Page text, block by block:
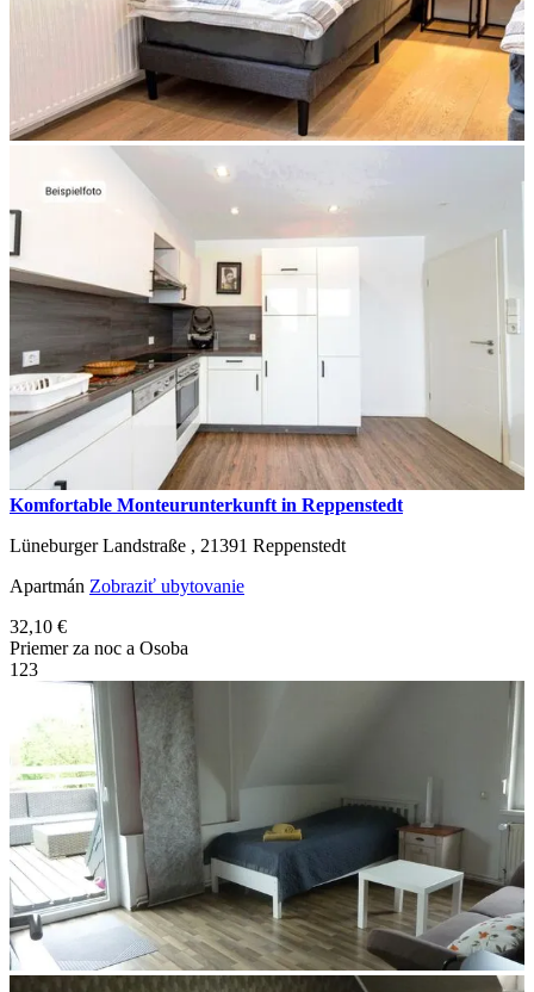
Komfortable Monteurunterkunft in Reppenstedt
Lüneburger Landstraße , 21391 Reppenstedt
Apartmán Zobraziť ubytovanie
32,10 €
Priemer za noc a Osoba
1 23